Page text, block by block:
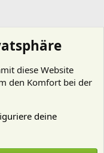
diese Website
den Komfort bei der
deine